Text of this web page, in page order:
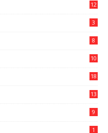
12
3
8
10
18
13
9
1